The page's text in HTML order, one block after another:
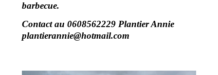
barbecue.
Contact au 0608562229 Plantier Annie
plantierannie@hotmail.com